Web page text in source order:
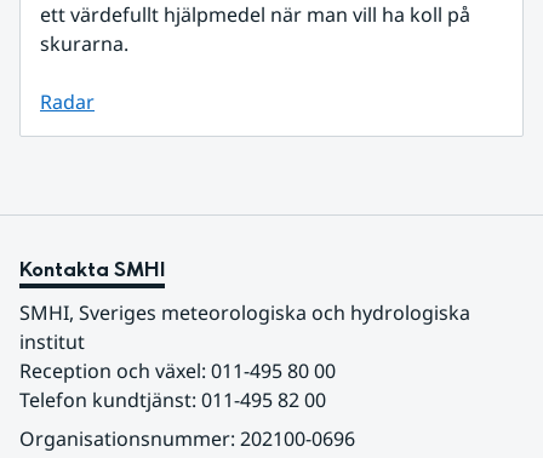
ett värdefullt hjälpmedel när man vill ha koll på
skurarna.
Radar
Kontakta SMHI
SMHI, Sveriges meteorologiska och hydrologiska
institut
Reception och växel: 011-495 80 00
Telefon kundtjänst: 011-495 82 00
Organisationsnummer: 202100-0696